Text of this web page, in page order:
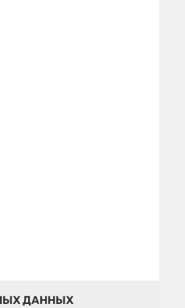
ДАННЫХ